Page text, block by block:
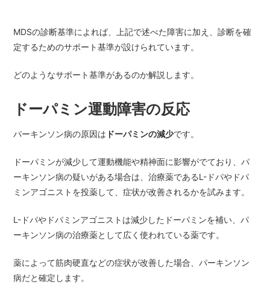
MDSの診断基準によれば、上記で述べた障害に加え、診断を確
定するためのサポート基準が設けられています。
どのようなサポート基準があるのか解説します。
ドーパミン運動障害の反応
パーキンソン病の原因は ドーパミンの減少です。
ドーパミンが減少して運動機能や精神面に影響がでており、パ
ーキンソン病の疑いがある場合は、治療薬であるL-ドパやドパ
ミンアゴニストを投薬して、症状が改善されるかを試みます。
L-ドパやドパミンアゴニストは減少したドーパミンを補い、パ
ーキンソン病の治療薬として広く使われている薬です。
薬によって筋肉硬直などの症状が改善した場合、パーキンソン
病だと確定します。